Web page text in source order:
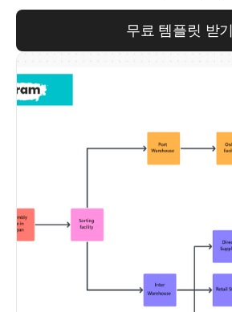
무료 템플릿 받기